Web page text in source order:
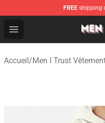
FREE shipping
Open menu
Men I Trust Shop -
Accueil/Men I Trust